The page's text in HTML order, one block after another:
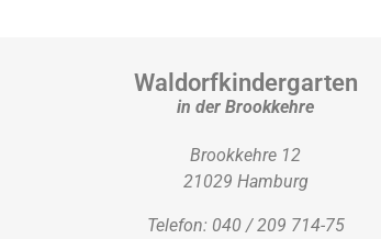
Waldorfkindergarten
in der Brookkehre
Brookkehre 12
21029 Hamburg
Telefon: 040 / 209 714-75